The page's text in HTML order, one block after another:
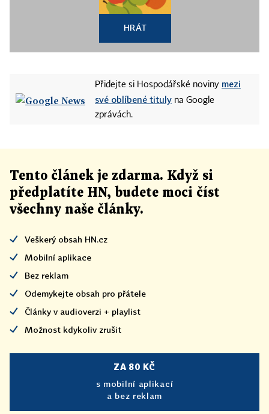
HRÁT
Přidejte si Hospodářské noviny mezi
své oblíbené tituly na Google
zprávách.
Tento článek je zdarma. Když si
předplatíte HN, budete moci číst
všechny naše články.
Veškerý obsah HN.cz
Mobilní aplikace
Bez reklam
Odemykejte obsah pro přátele
Články v audioverzi + playlist
Možnost kdykoliv zrušit
ZA 80 KČ
s mobilní aplikací
a bez reklam